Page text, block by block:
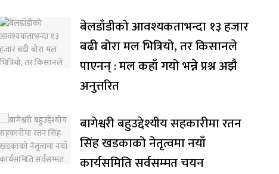
बेलडाँडीको आवश्यकताभन्दा १३ हजार
बढी बोरा मल भित्रियो, तर किसानले
पाएनन् : मल कहाँ गयो भन्ने प्रश्न अझै
अनुत्तरित
बागेश्वरी बहुउद्देश्यीय सहकारीमा रतन
सिंह खडकाको नेतृत्वमा नयाँ
कार्यसमिति सर्वसम्मत चयन